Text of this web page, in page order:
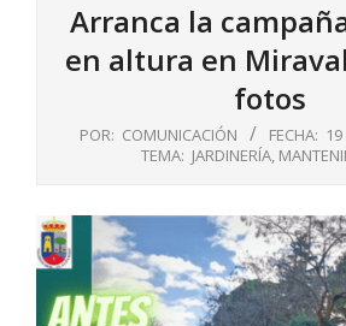
Arranca la
en altura en
fotos
POR: COMUNICACIÓN FECHA:
TEMA: JARDINERÍA,